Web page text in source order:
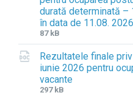
n
:
d
c
x
x
t
e
n
s
i
o
n
i
z
e
:
durată determinată –
în data de 11.08. 2026
F
i
l
e
e
x
F
i
l
e
s
i
87 kB
Rezultatele finale
iunie 2026 pentru
vacante
F
F
297 kB